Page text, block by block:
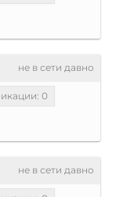
не в сети давно
0
не в сети давно